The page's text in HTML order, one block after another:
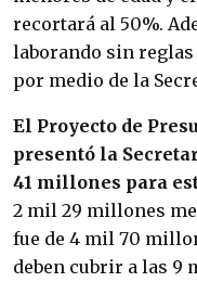
recortará al 50%.
laborando sin
por medio de la
El Proyecto de
presentó la
41 millones para
2 mil 29 millones
fue de 4 mil 70
deben cubrir a las 9